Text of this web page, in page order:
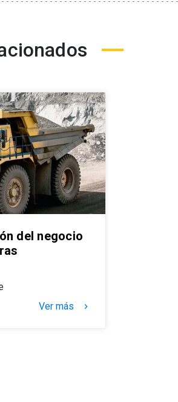
del negocio
Ver más
keyboard_arrow_right